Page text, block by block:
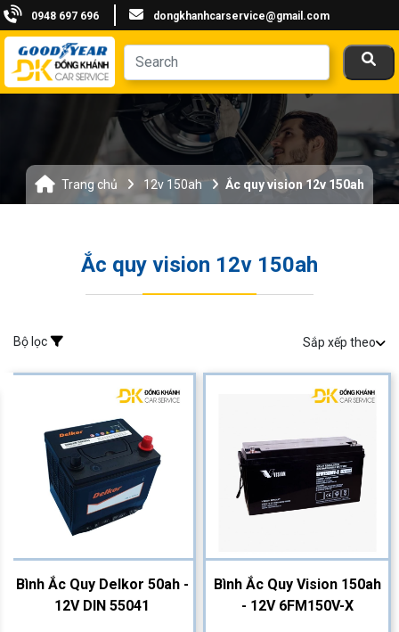
0948 697 696 dongkhanhcarservice@gmail.com
Trang chủ 12v 150ah Ắc quy vision 12v 150ah
Ắc quy vision 12v 150ah
Bộ lọc Sắp xếp theo
Bình Ắc Quy Delkor 50ah -
12V DIN 55041
Bình Ắc Quy Vision 150ah
- 12V 6FM150V-X